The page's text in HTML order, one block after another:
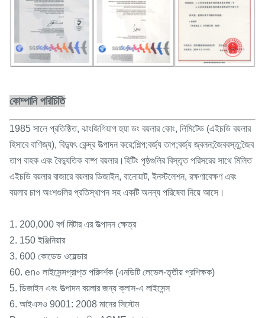
কোম্পানি পরিচিতি
1985 সালে প্রতিষ্ঠিত, ঝাংজিগিয়াগ হুয়া ডং বয়লার কোং, লিমিটেড (এইচডি বয়লার
হিসাবে বাণিজ্য), বিদ্যুৎ কেন্দ্র উত্পাদন করে;শিল্প;বর্জ্য তাপ;বর্জ্য জ্বলন;জৈববস্তু;জৈব
তাপ বাহক এবং বৈদ্যুতিক বাষ্প বয়লার।হিটিং পৃষ্ঠগুলির বিস্তৃত পরিসরের সাথে মিলিত
এইচডি বয়লার বাজারে বয়লার ডিজাইন, বানোয়াট, ইনস্টলেশন, রক্ষণাবেক্ষণ এবং
বয়লার চাপ অংশগুলির প্রতিস্থাপন সহ একটি অনন্য পরিষেবা নিয়ে আসে।
1. 200,000 বর্গ মিটার এর উত্পাদন ক্ষেত্র
2. 150 ইঞ্জিনিয়ার
3. 600 কোডেড ওয়েল্ডার
60. en০ লাইসেন্সপ্রাপ্ত পরিদর্শক (এনডিটি লেভেল-তৃতীয় প্রশিক্ষক)
5. ডিজাইন এবং উত্পাদন বয়লার জন্য ক্লাস-এ লাইসেন্স
6. আইএসও 9001: 2008 মানের সিস্টেম